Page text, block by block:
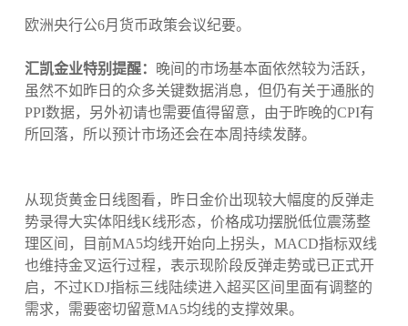
欧洲央行公6月货币政策会议纪要。
汇凯金业特别提醒：
晚间的市场基本面依然较为活跃，
虽然不如昨日的众多关键数据消息，但仍有关于通胀的
PPI数据，另外初请也需要值得留意，由于昨晚的CPI有
所回落，所以预计市场还会在本周持续发酵。
从现货黄金日线图看，昨日金价出现较大幅度的反弹走
势录得大实体阳线K线形态，价格成功摆脱低位震荡整
理区间，目前MA5均线开始向上拐头，MACD指标双线
也维持金叉运行过程，表示现阶段反弹走势或已正式开
启，不过KDJ指标三线陆续进入超买区间里面有调整的
需求，需要密切留意MA5均线的支撑效果。